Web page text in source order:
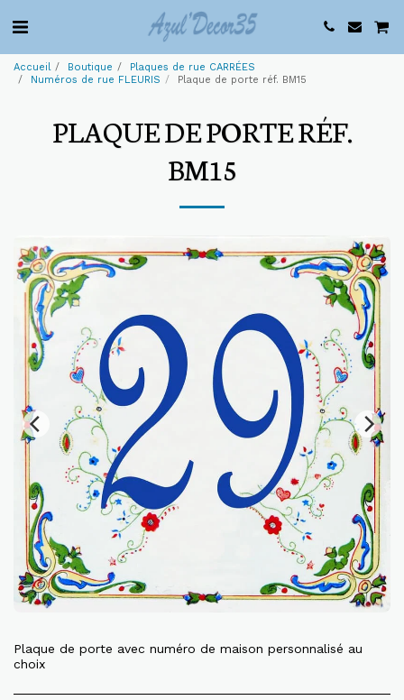
Accueil Boutique
Plaques de rue CARRÉES
Numéros de rue FLEURIS
Plaque de porte réf. BM15
PLAQUE DE PORTE RÉF.
BM15
Plaque de porte avec numéro de maison personnalisé au
choix